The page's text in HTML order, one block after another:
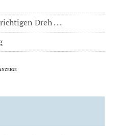
Dreh . . .